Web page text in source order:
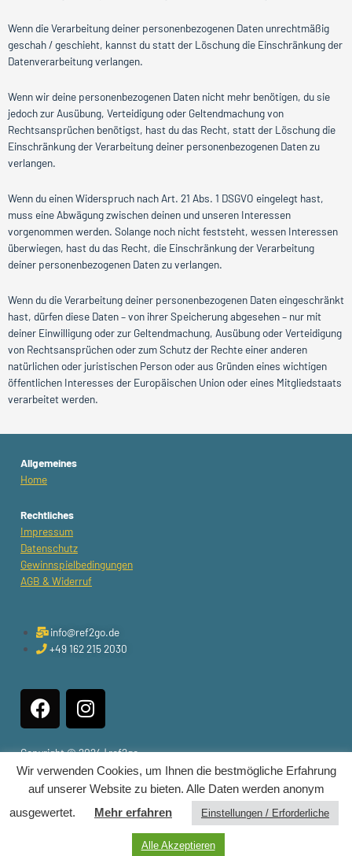
Wenn die Verarbeitung deiner personenbezogenen Daten unrechtmäßig
geschah / geschieht, kannst du statt der Löschung die Einschränkung der
Datenverarbeitung verlangen.
Wenn wir deine personenbezogenen Daten nicht mehr benötigen, du sie
jedoch zur Ausübung, Verteidigung oder Geltendmachung von
Rechtsansprüchen benötigst, hast du das Recht, statt der Löschung die
Einschränkung der Verarbeitung deiner personenbezogenen Daten zu
verlangen.
Wenn du einen Widerspruch nach Art. 21 Abs. 1 DSGVO eingelegt hast,
muss eine Abwägung zwischen deinen und unseren Interessen
vorgenommen werden. Solange noch nicht feststeht, wessen Interessen
überwiegen, hast du das Recht, die Einschränkung der Verarbeitung
deiner personenbezogenen Daten zu verlangen.
Wenn du die Verarbeitung deiner personenbezogenen Daten eingeschränkt
hast, dürfen diese Daten – von ihrer Speicherung abgesehen – nur mit
deiner Einwilligung oder zur Geltendmachung, Ausübung oder Verteidigung
von Rechtsansprüchen oder zum Schutz der Rechte einer anderen
natürlichen oder juristischen Person oder aus Gründen eines wichtigen
öffentlichen Interesses der Europäischen Union oder eines Mitgliedstaats
verarbeitet werden.
Allgemeines
Home
Rechtliches
Impressum
Datenschutz
Gewinnspielbedingungen
AGB & Widerruf
info@ref2go.de
+49 162 215 2030
F
a
e
b
o
o
I
n
t
a
g
Copyright © 2024 | ref2go
Diese Website wurde realisiert von
Maximilian Topp – Growth Hacking,
das funktioniert. Strategie & Marketing aus Dortmund & Ruhrgebiet.
Wir verwenden Cookies, um Ihnen die bestmögliche Erfahrung
auf unserer Website zu bieten. Alle Daten werden anonym
ausgewertet.
Mehr erfahren Einstellungen / Erforderliche
Alle Akzeptieren